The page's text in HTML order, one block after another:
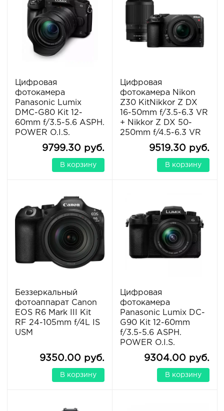
Цифровая
фотокамера
Panasonic Lumix
DMC-G80 Kit 12-
60mm f/3.5-5.6 ASPH.
POWER O.I.S.
9799.30 руб.
В корзину
Цифровая
фотокамера Nikon
Z30 KitNikkor Z DX
16-50mm f/3.5-6.3 VR
+ Nikkor Z DX 50-
250mm f/4.5-6.3 VR
9519.30 руб.
В корзину
Беззеркальный
фотоаппарат Canon
EOS R6 Mark III Kit
RF 24-105mm f/4L IS
USM
9350.00 руб.
В корзину
Цифровая
фотокамера
Panasonic Lumix DC-
G90 Kit 12-60mm
f/3.5-5.6 ASPH.
POWER O.I.S.
9304.00 руб.
В корзину